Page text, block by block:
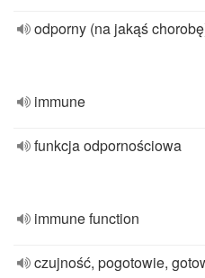
odporny (na jakąś
immune
funkcja odpornościowa
immune function
czujność, pogotowie,